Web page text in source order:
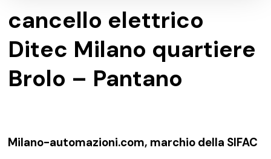
cancello elettrico
Ditec Milano quartiere
Brolo – Pantano
Milano-automazioni.com, marchio della SIFAC